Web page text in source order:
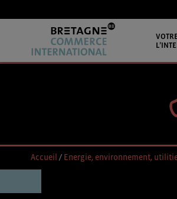
Accueil / Energie, environnement,